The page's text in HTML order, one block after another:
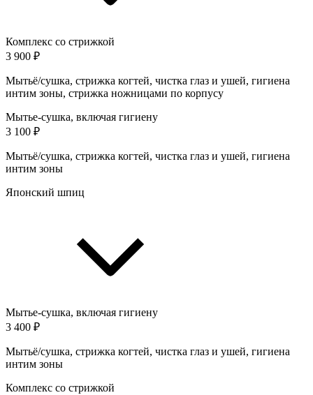
Комплекс со стрижкой
3 900 ₽
Мытьё/сушка, стрижка когтей, чистка глаз и ушей, гигиена
интим зоны, стрижка ножницами по корпусу
Мытье-сушка, включая гигиену
3 100 ₽
Мытьё/сушка, стрижка когтей, чистка глаз и ушей, гигиена
интим зоны
Японский шпиц
Мытье-сушка, включая гигиену
3 400 ₽
Мытьё/сушка, стрижка когтей, чистка глаз и ушей, гигиена
интим зоны
Комплекс со стрижкой